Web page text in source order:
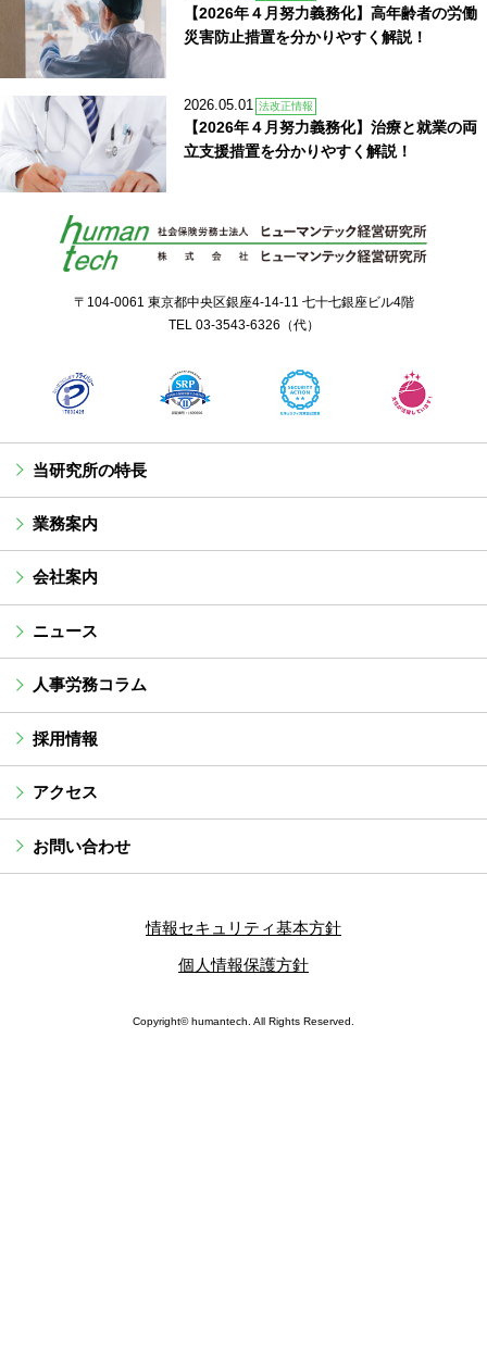
【2026年４月努力義務化】高年齢者の労働
災害防止措置を分かりやすく解説！
2026.05.01 法改正情報
【2026年４月努力義務化】治療と就業の両
立支援措置を分かりやすく解説！
〒104-0061 東京都中央区銀座4-14-11 七十七銀座ビル4階
TEL 03-3543-6326 （代）
当研究所の特長
業務案内
会社案内
ニュース
人事労務コラム
採用情報
アクセス
お問い合わせ
情報セキュリティ基本方針
個人情報保護方針
Copyright© humantech. All Rights Reserved.